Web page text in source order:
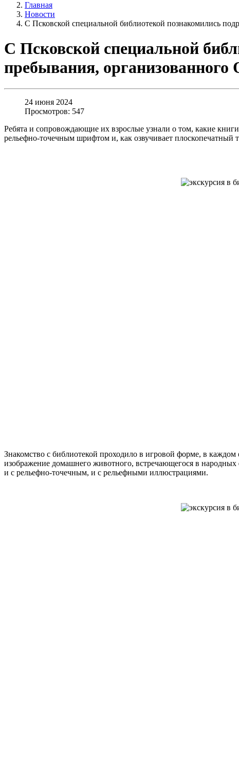
Главная
Новости
С Псковской специальной библиотекой познакомились
С Псковской специальной
пребывания,
24 июня 2024
Просмотров: 547
Ребята и сопровождающие их взрослые узнали о том, какие
рельефно-точечным шрифтом и, как озвучивает плоскопечатный
Знакомство с библиотекой проходило в игровой форме, в
изображение домашнего животного, встречающегося в
и с рельефно-точечным, и с рельефными иллюстрациями.